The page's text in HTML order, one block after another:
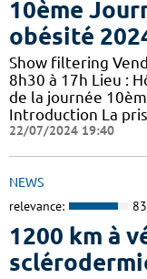
10ème
obésité
Show filtering
8h30 à 17h Lieu :
de la journée
Introduction La
22/07/2024 19:40
NEWS
relevance:
1200 km à